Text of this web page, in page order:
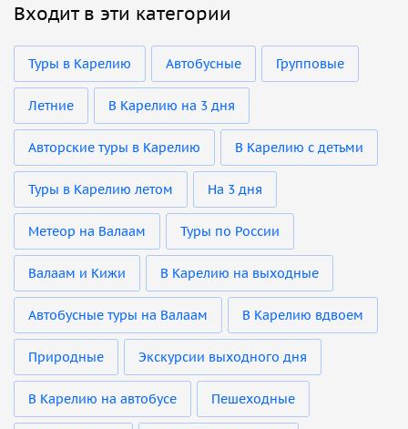
Входит в эти категории
Туры в Карелию Автобусные Групповые
Летние В Карелию на 3 дня
Авторские туры в Карелию В Карелию с детьми
Туры в Карелию летом На 3 дня
Метеор на Валаам Туры по России
Валаам и Кижи В Карелию на выходные
Автобусные туры на Валаам В Карелию вдвоем
Природные Экскурсии выходного дня
В Карелию на автобусе Пешеходные